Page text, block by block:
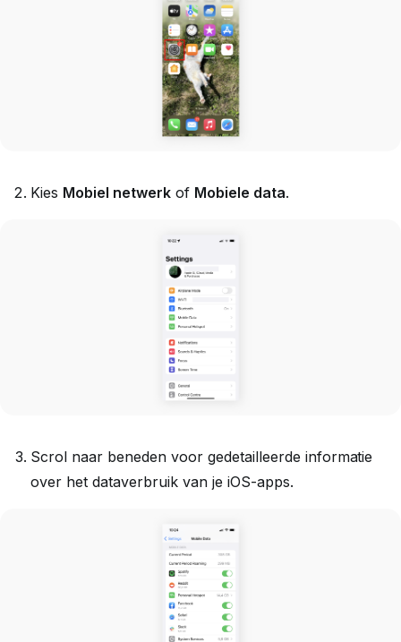
Kies Mobiel netwerkof Mobiele data.
Scrol naar beneden voor gedetailleerde informatie
over het dataverbruik van je iOS-apps.